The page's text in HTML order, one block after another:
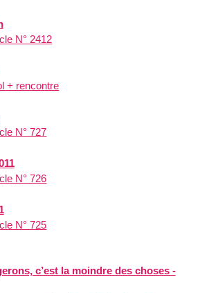
N° 2412
+ rencontre
N° 727
N° 726
N° 725
c’est la moindre des choses -